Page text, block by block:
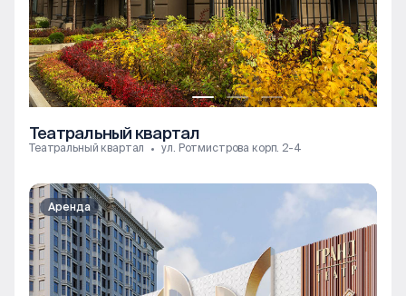
Театральный квартал
Театральный квартал ул. Ротмистрова корп. 2-4
Аренда